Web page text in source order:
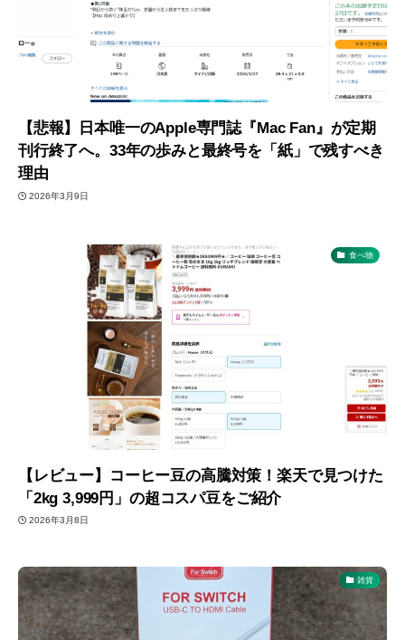
【悲報】日本唯一のApple専門誌『Mac Fan』が定期
刊行終了へ。33年の歩みと最終号を「紙」で残すべき
理由
2026年3月9日
食べ物
【レビュー】コーヒー豆の高騰対策！楽天で見つけた
「2kg 3,999円」の超コスパ豆をご紹介
2026年3月8日
雑貨